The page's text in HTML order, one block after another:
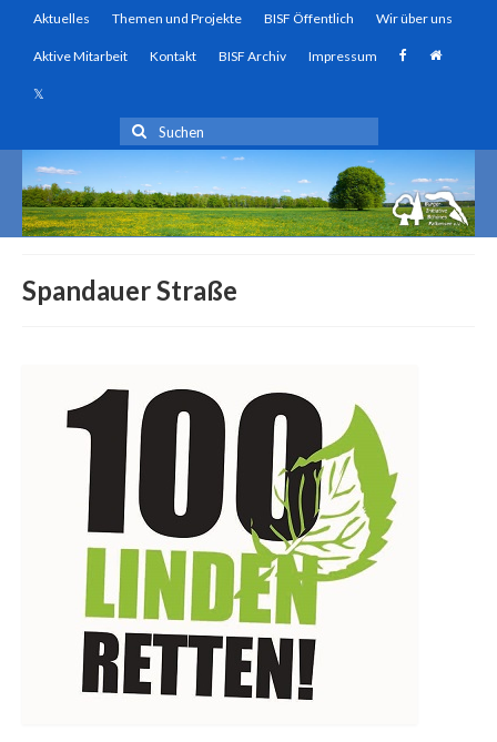
Aktuelles Themen und Projekte BISF Öffentlich Wir über uns
Aktive Mitarbeit Kontakt BISF Archiv Impressum
Suchen
nach:
Spandauer Straße